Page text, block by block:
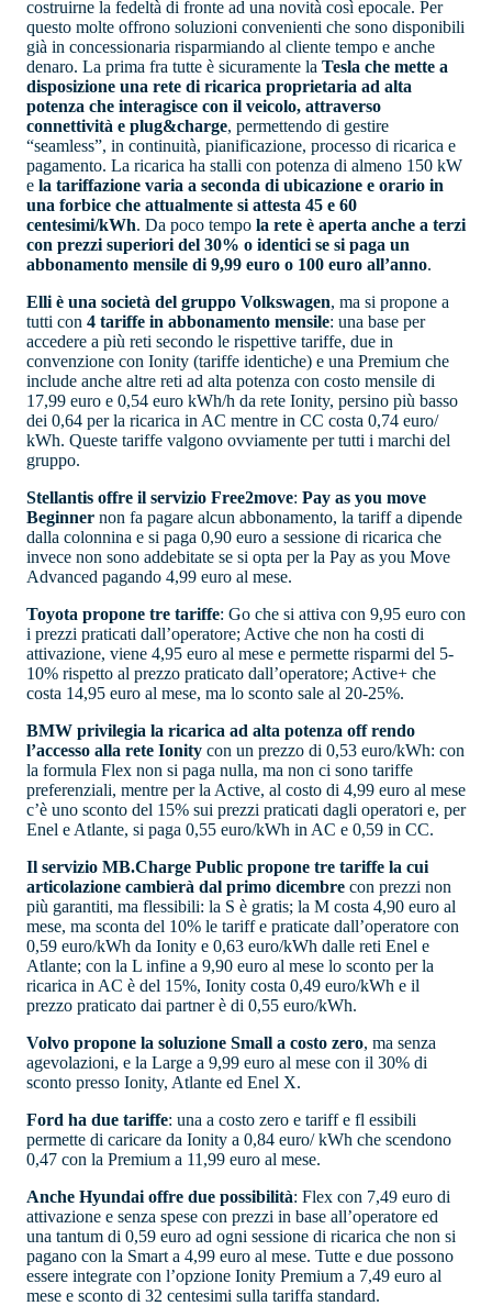
costruirne la fedeltà di fronte ad una novità così epocale. Per
questo molte offrono soluzioni convenienti che sono disponibili
già in concessionaria risparmiando al cliente tempo e anche
denaro. La prima fra tutte è sicuramente la Tesla che mette a
disposizione una rete di ricarica proprietaria ad alta
potenza che interagisce con il veicolo, attraverso
connettività e plug&charge, permettendo di gestire
“seamless”, in continuità, pianificazione, processo di ricarica e
pagamento. La ricarica ha stalli con potenza di almeno 150 kW
e la tariffazione varia a seconda di ubicazione e orario in
una forbice che attualmente si attesta 45 e 60
centesimi/kWh. Da poco tempo la rete è aperta anche a terzi
con prezzi superiori del 30% o identici se si paga un
abbonamento mensile di 9,99 euro o 100 euro all’anno.
Elli è una società del gruppo Volkswagen, ma si propone a
tutti con 4 tariffe in abbonamento mensile: una base per
accedere a più reti secondo le rispettive tariffe, due in
convenzione con Ionity (tariffe identiche) e una Premium che
include anche altre reti ad alta potenza con costo mensile di
17,99 euro e 0,54 euro kWh/h da rete Ionity, persino più basso
dei 0,64 per la ricarica in AC mentre in CC costa 0,74 euro/
kWh. Queste tariffe valgono ovviamente per tutti i marchi del
gruppo.
Stellantis offre il servizio Free2move: Pay as you move
Beginner non fa pagare alcun abbonamento, la tariff a dipende
dalla colonnina e si paga 0,90 euro a sessione di ricarica che
invece non sono addebitate se si opta per la Pay as you Move
Advanced pagando 4,99 euro al mese.
Toyota propone tre tariffe: Go che si attiva con 9,95 euro con
i prezzi praticati dall’operatore; Active che non ha costi di
attivazione, viene 4,95 euro al mese e permette risparmi del 5-
10% rispetto al prezzo praticato dall’operatore; Active+ che
costa 14,95 euro al mese, ma lo sconto sale al 20-25%.
BMW privilegia la ricarica ad alta potenza off rendo
l’accesso alla rete Ionity con un prezzo di 0,53 euro/kWh: con
la formula Flex non si paga nulla, ma non ci sono tariffe
preferenziali, mentre per la Active, al costo di 4,99 euro al mese
c’è uno sconto del 15% sui prezzi praticati dagli operatori e, per
Enel e Atlante, si paga 0,55 euro/kWh in AC e 0,59 in CC.
Il servizio MB.Charge Public propone tre tariffe la cui
articolazione cambierà dal primo dicembre con prezzi non
più garantiti, ma flessibili: la S è gratis; la M costa 4,90 euro al
mese, ma sconta del 10% le tariff e praticate dall’operatore con
0,59 euro/kWh da Ionity e 0,63 euro/kWh dalle reti Enel e
Atlante; con la L infine a 9,90 euro al mese lo sconto per la
ricarica in AC è del 15%, Ionity costa 0,49 euro/kWh e il
prezzo praticato dai partner è di 0,55 euro/kWh.
Volvo propone la soluzione Small a costo zero, ma senza
agevolazioni, e la Large a 9,99 euro al mese con il 30% di
sconto presso Ionity, Atlante ed Enel X.
Ford ha due tariffe: una a costo zero e tariff e fl essibili
permette di caricare da Ionity a 0,84 euro/ kWh che scendono
0,47 con la Premium a 11,99 euro al mese.
Anche Hyundai offre due possibilità: Flex con 7,49 euro di
attivazione e senza spese con prezzi in base all’operatore ed
una tantum di 0,59 euro ad ogni sessione di ricarica che non si
pagano con la Smart a 4,99 euro al mese. Tutte e due possono
essere integrate con l’opzione Ionity Premium a 7,49 euro al
mese e sconto di 32 centesimi sulla tariffa standard.